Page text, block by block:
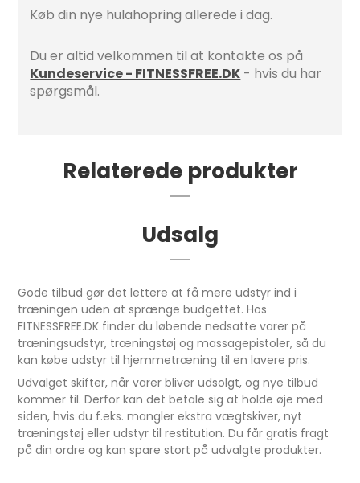
Køb din nye hulahopring allerede i dag.
Du er altid velkommen til at kontakte os på
Kundeservice - FITNESSFREE.DK - hvis du har
spørgsmål.
Relaterede produkter
Udsalg
Gode tilbud gør det lettere at få mere udstyr ind i
træningen uden at sprænge budgettet. Hos
FITNESSFREE.DK finder du løbende nedsatte varer på
træningsudstyr, træningstøj og massagepistoler, så du
kan købe udstyr til hjemmetræning til en lavere pris.
Udvalget skifter, når varer bliver udsolgt, og nye tilbud
kommer til. Derfor kan det betale sig at holde øje med
siden, hvis du f.eks. mangler ekstra vægtskiver, nyt
træningstøj eller udstyr til restitution. Du får gratis fragt
på din ordre og kan spare stort på udvalgte produkter.